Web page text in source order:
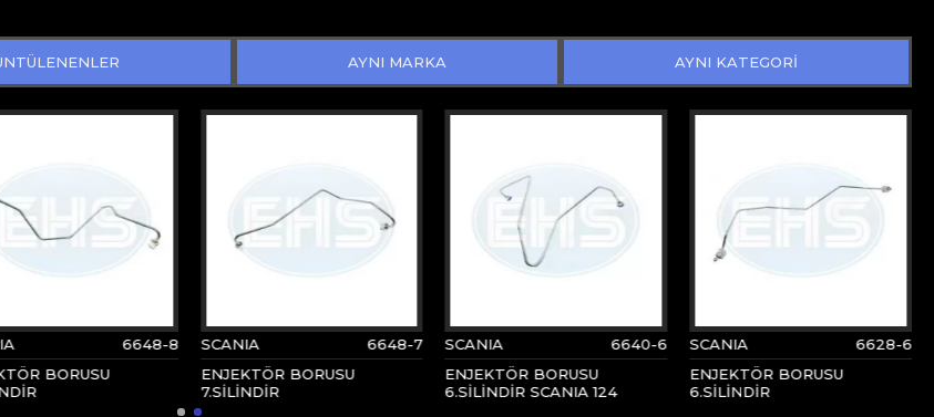
AYNI MARKA AYNI KATEGORİ
6648-8
BORUSU
SCANIA
6648-7
ENJEKTÖR BORUSU
7.SİLİNDİR
SCANIA
6640-6
ENJEKTÖR BORUSU
6.SİLİNDİR SCANIA 124
SCANIA
6628-6
ENJEKTÖR BORUSU
6.SİLİNDİR